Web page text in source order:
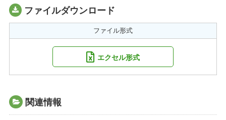
ファイルダウンロード
ファイル形式
エクセル形式
関連情報